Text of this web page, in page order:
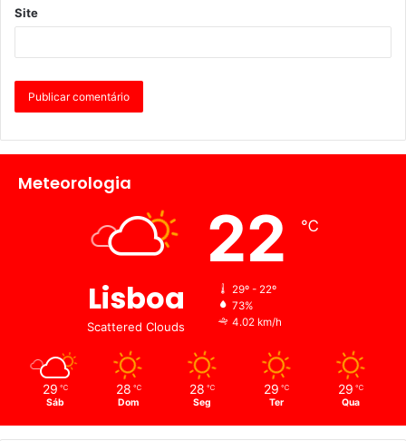
Site
Meteorologia
Lisboa
Scattered Clouds
22 ℃
29º - 22º
73%
4.02 km/h
29 ℃
Sáb
28 ℃
Dom
28 ℃
Seg
29 ℃
Ter
29 ℃
Qua